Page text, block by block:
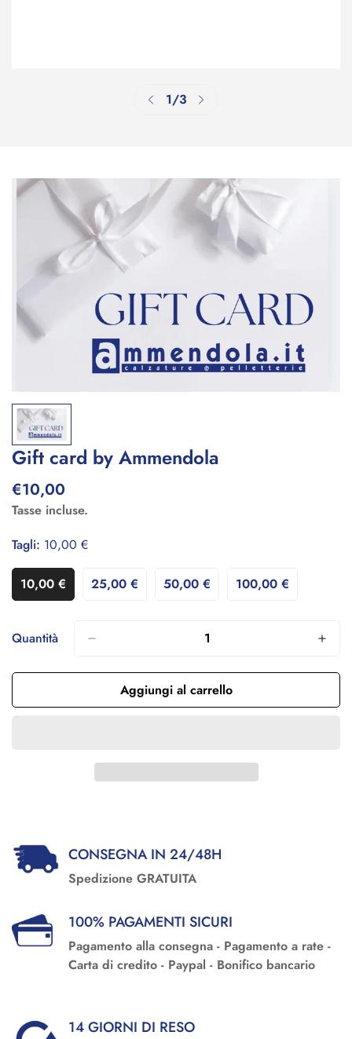
1/3
Gift card by Ammendola
Prezzo
regolare
€10,00
Tasse incluse.
Tagli: 10,00 €
10,00 €
Variante
Esaurita
Non
25,00 €
Variante
50,00 €
Variante
Non
100,00 €
Variante
Quantità
Aggiungi al carrello
CONSEGNA IN 24/48H
Spedizione GRATUITA
100% PAGAMENTI SICURI
Pagamento alla consegna - Pagamento a rate -
Carta di credito - Paypal - Bonifico bancario
14 GIORNI DI RESO